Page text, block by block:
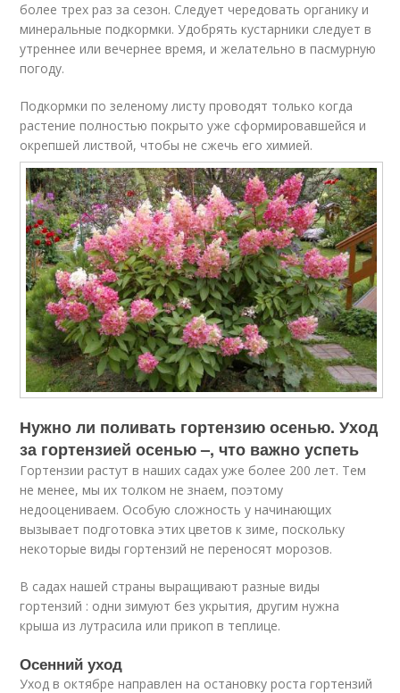
более трех раз за сезон. Следует чередовать органику и
минеральные подкормки. Удобрять кустарники следует в
утреннее или вечернее время, и желательно в пасмурную
погоду.
Подкормки по зеленому листу проводят только когда
растение полностью покрыто уже сформировавшейся и
окрепшей листвой, чтобы не сжечь его химией.
Нужно ли поливать гортензию осенью. Уход
за гортензией осенью –, что важно успеть
Гортензии растут в наших садах уже более 200 лет. Тем
не менее, мы их толком не знаем, поэтому
недооцениваем. Особую сложность у начинающих
вызывает подготовка этих цветов к зиме, поскольку
некоторые виды гортензий не переносят морозов.
В садах нашей страны выращивают разные виды
гортензий : одни зимуют без укрытия, другим нужна
крыша из лутрасила или прикоп в теплице.
Осенний уход
Уход в октябре направлен на остановку роста гортензий